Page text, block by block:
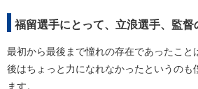
福留選手にとって、立浪選手、監
最初から最後まで憧れの存在であったこと
後はちょっと力になれなかったというのも
ます。